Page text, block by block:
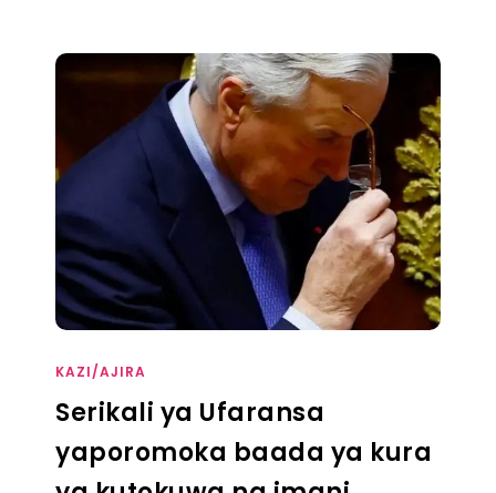
KAZI/AJIRA
Serikali ya Ufaransa
yaporomoka baada ya kura